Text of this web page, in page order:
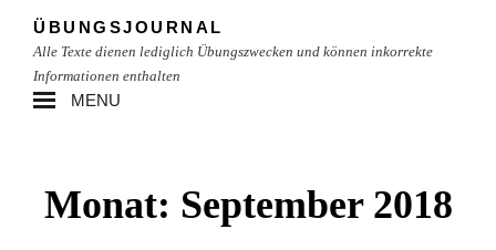
content
ÜBUNGSJOURNAL
Alle Texte dienen lediglich Übungszwecken und können inkorrekte
Informationen enthalten
MENU
Monat: September 2018